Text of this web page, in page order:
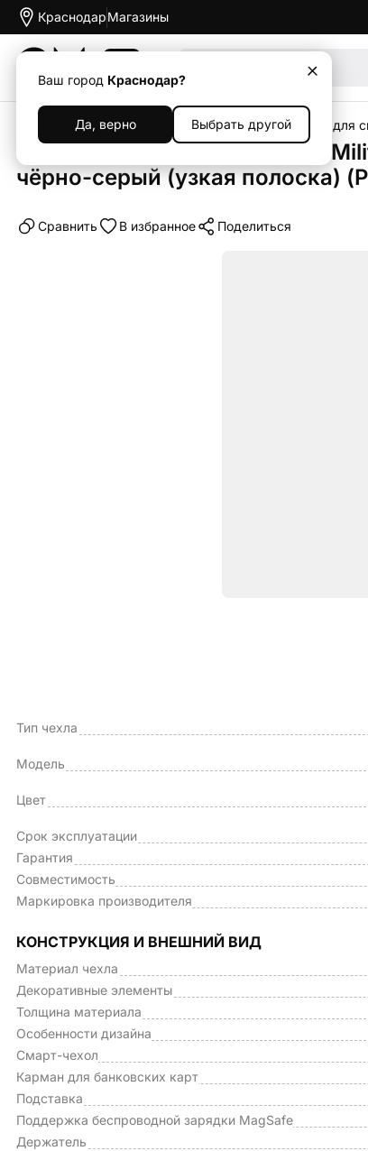
Краснодар
Ваш город Краснодар?
Да, верно Выбрать другой
Магазины
Каталог Аксессуары Чехлы Чехлы для
Клип-кейс (накладка) Pitaka
чёрно-серый (узкая полоска)
Cравнить В избранное Поделиться
Тип чехла
Модель
Цвет
Срок эксплуатации
Гарантия
Совместимость
Маркировка производителя
КОНСТРУКЦИЯ И ВНЕШНИЙ ВИД
Материал чехла
Декоративные элементы
Толщина материала
Особенности дизайна
Смарт-чехол
Карман для банковских карт
Подставка
Поддержка беспроводной зарядки MagSafe
Держатель